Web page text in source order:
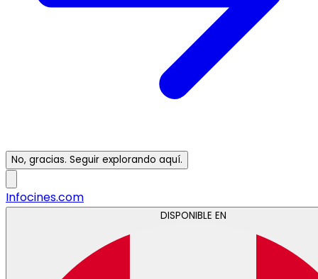
No, gracias. Seguir explorando aquí.
Infocines.com
DISPONIBLE EN